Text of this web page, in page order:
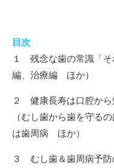
目次
１ 残念な歯の常識「そ
編、治療編 ほか）
２ 健康長寿は口腔から
（むし歯から歯を守る
は歯周病 ほか）
３ むし歯＆歯周病予防